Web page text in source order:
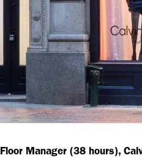
Floor Manager (38 hours),